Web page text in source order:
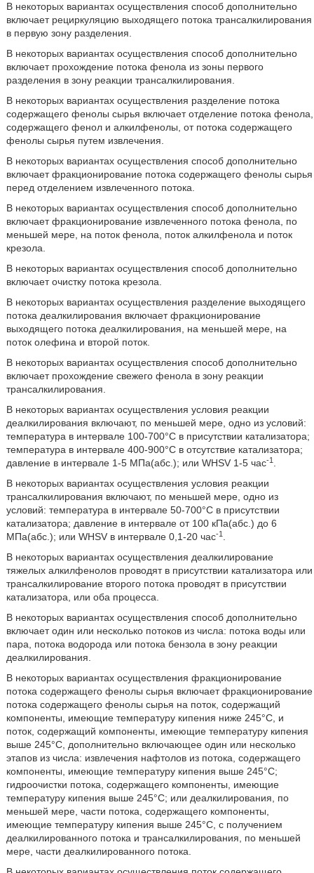
В некоторых вариантах осуществления способ дополнительно
включает рециркуляцию выходящего потока трансалкилирования
в первую зону разделения.
В некоторых вариантах осуществления способ дополнительно
включает прохождение потока фенола из зоны первого
разделения в зону реакции трансалкилирования.
В некоторых вариантах осуществления разделение потока
содержащего фенолы сырья включает отделение потока фенола,
содержащего фенол и алкилфенолы, от потока содержащего
фенолы сырья путем извлечения.
В некоторых вариантах осуществления способ дополнительно
включает фракционирование потока содержащего фенолы сырья
перед отделением извлеченного потока.
В некоторых вариантах осуществления способ дополнительно
включает фракционирование извлеченного потока фенола, по
меньшей мере, на поток фенола, поток алкилфенола и поток
крезола.
В некоторых вариантах осуществления способ дополнительно
включает очистку потока крезола.
В некоторых вариантах осуществления разделение выходящего
потока деалкилирования включает фракционирование
выходящего потока деалкилирования, на меньшей мере, на
поток олефина и второй поток.
В некоторых вариантах осуществления способ дополнительно
включает прохождение свежего фенола в зону реакции
трансалкилирования.
В некоторых вариантах осуществления условия реакции
деалкилирования включают, по меньшей мере, одно из условий:
температура в интервале 100-700°C в присутствии катализатора;
температура в интервале 400-900°C в отсутствие катализатора;
давление в интервале 1-5 МПа(абс.); или WHSV 1-5 час-1.
В некоторых вариантах осуществления условия реакции
трансалкилирования включают, по меньшей мере, одно из
условий: температура в интервале 50-700°C в присутствии
катализатора; давление в интервале от 100 кПа(абс.) до 6
МПа(абс.); или WHSV в интервале 0,1-20 час-1.
В некоторых вариантах осуществления деалкилирование
тяжелых алкилфенолов проводят в присутствии катализатора или
трансалкилирование второго потока проводят в присутствии
катализатора, или оба процесса.
В некоторых вариантах осуществления способ дополнительно
включает один или несколько потоков из числа: потока воды или
пара, потока водорода или потока бензола в зону реакции
деалкилирования.
В некоторых вариантах осуществления фракционирование
потока содержащего фенолы сырья включает фракционирование
потока содержащего фенолы сырья на поток, содержащий
компоненты, имеющие температуру кипения ниже 245°C, и
поток, содержащий компоненты, имеющие температуру кипения
выше 245°C, дополнительно включающее один или несколько
этапов из числа: извлечения нафтолов из потока, содержащего
компоненты, имеющие температуру кипения выше 245°C;
гидроочистки потока, содержащего компоненты, имеющие
температуру кипения выше 245°C; или деалкилирования, по
меньшей мере, части потока, содержащего компоненты,
имеющие температуру кипения выше 245°C, с получением
деалкилированного потока и трансалкилирования, по меньшей
мере, части деалкилированного потока.